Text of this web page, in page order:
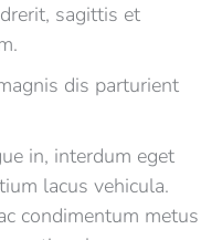
sagittis et
dis parturient
in, interdum eget
lacus vehicula.
condimentum metus